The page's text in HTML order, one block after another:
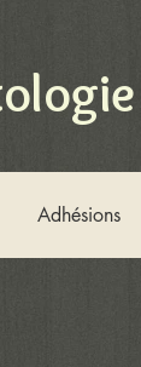
Adhésions